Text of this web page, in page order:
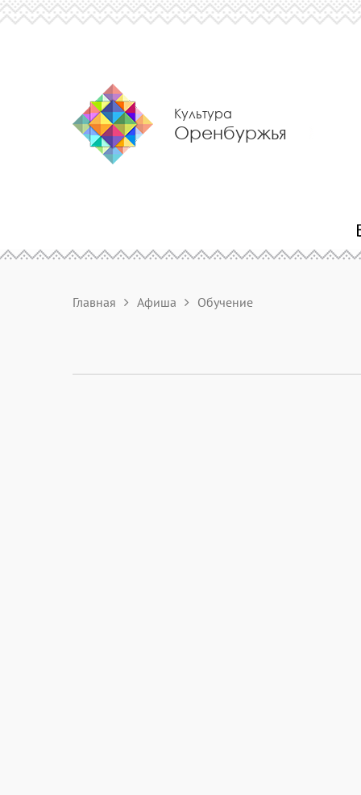
Культура
Оренбуржья
Главная Афиша Обучение